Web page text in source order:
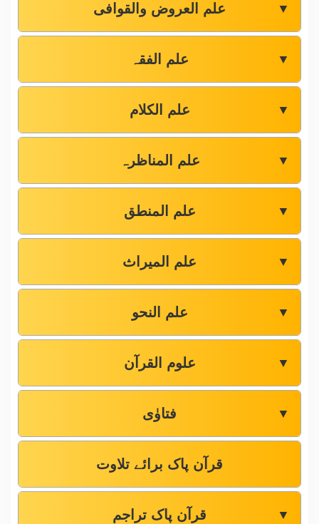
علم العروض والقوافی ▼
علم الفقہ ▼
علم الکلام ▼
علم المناظرہ ▼
علم المنطق ▼
علم المیراث ▼
علم النحو ▼
علوم القرآن ▼
فتاوٰی ▼
قرآن پاک برائے تلاوت
قرآن پاک تراجم ▼